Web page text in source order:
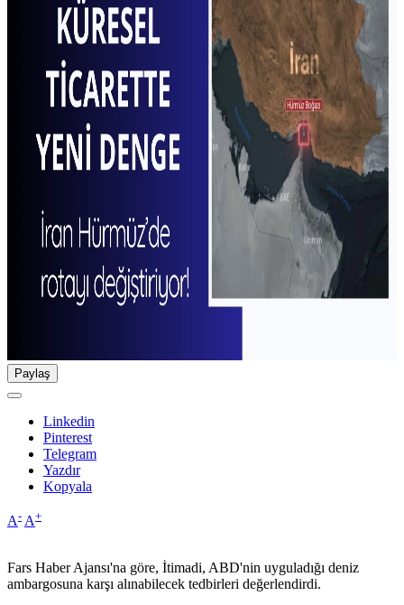
Paylaş
Linkedin
Pinterest
Telegram
Yazdır
Kopyala
A- A+
Fars Haber Ajansı'na göre, İtimadi, ABD'nin uyguladığı deniz
ambargosuna karşı alınabilecek tedbirleri değerlendirdi.